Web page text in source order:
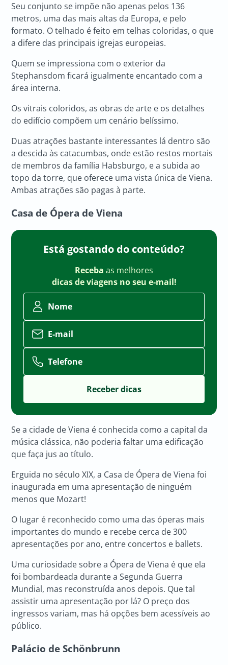
Seu conjunto se impõe não apenas pelos 136
metros, uma das mais altas da Europa, e pelo
formato. O telhado é feito em telhas coloridas, o que
a difere das principais igrejas europeias.
Quem se impressiona com o exterior da
Stephansdom ficará igualmente encantado com a
área interna.
Os vitrais coloridos, as obras de arte e os detalhes
do edifício compõem um cenário belíssimo.
Duas atrações bastante interessantes lá dentro são
a descida às catacumbas, onde estão restos mortais
de membros da família Habsburgo, e a subida ao
topo da torre, que oferece uma vista única de Viena.
Ambas atrações são pagas à parte.
Casa de Ópera de Viena
Está gostando do conteúdo?
Receba as melhores
dicas de viagens no seu e-mail!
Nome
E-mail
Telefone
Se a cidade de Viena é conhecida como a capital da
música clássica, não poderia faltar uma edificação
que faça jus ao título.
Erguida no século XIX, a Casa de Ópera de Viena foi
inaugurada em uma apresentação de ninguém
menos que Mozart!
O lugar é reconhecido como uma das óperas mais
importantes do mundo e recebe cerca de 300
apresentações por ano, entre concertos e ballets.
Uma curiosidade sobre a Ópera de Viena é que ela
foi bombardeada durante a Segunda Guerra
Mundial, mas reconstruída anos depois. Que tal
assistir uma apresentação por lá? O preço dos
ingressos variam, mas há opções bem acessíveis ao
público.
Palácio de Schönbrunn